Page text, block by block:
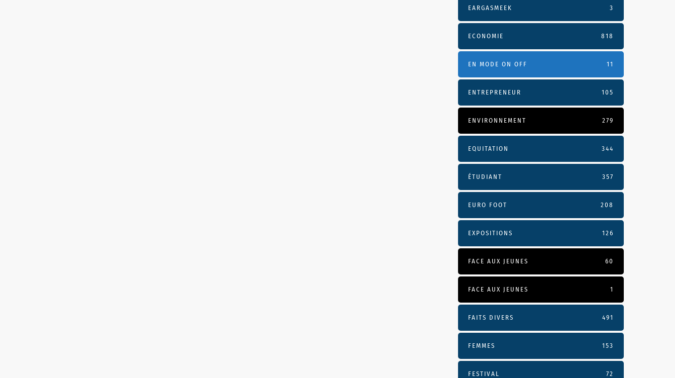
EARGASMEEK 3
ECONOMIE 818
EN MODE ON OFF 11
ENTREPRENEUR 105
ENVIRONNEMENT 279
EQUITATION 344
ÉTUDIANT 357
EURO FOOT 208
EXPOSITIONS 126
FACE AUX JEUNES 60
FACE AUX JEUNES 1
FAITS DIVERS 491
FEMMES 153
FESTIVAL 72